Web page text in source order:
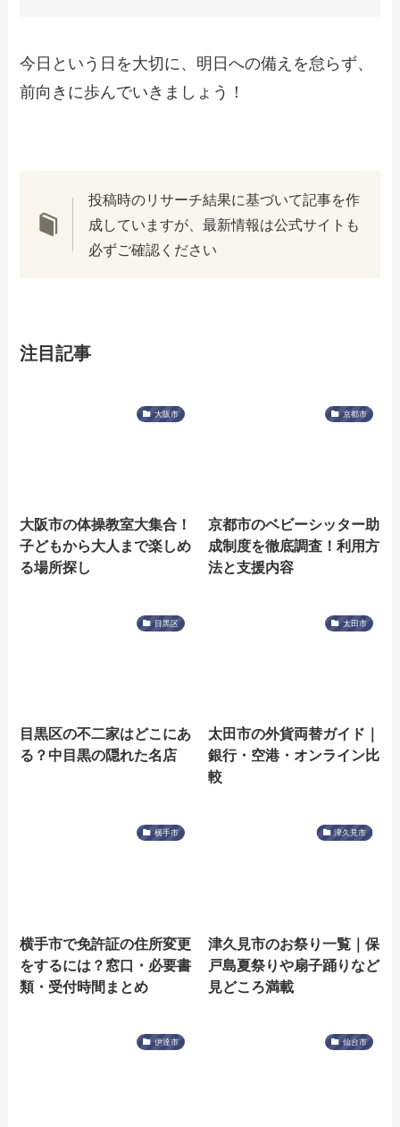
今日という日を大切に、明日への備えを怠らず、
前向きに歩んでいきましょう！
投稿時のリサーチ結果に基づいて記事を作
成していますが、最新情報は公式サイトも
必ずご確認ください
注目記事
大阪市
大阪市の体操教室大集合！
子どもから大人まで楽しめ
る場所探し
京都市
京都市のベビーシッター助
成制度を徹底調査！利用方
法と支援内容
目黒区
目黒区の不二家はどこにあ
る？中目黒の隠れた名店
太田市
太田市の外貨両替ガイド｜
銀行・空港・オンライン比
較
横手市
横手市で免許証の住所変更
をするには？窓口・必要書
類・受付時間まとめ
津久見市
津久見市のお祭り一覧｜保
戸島夏祭りや扇子踊りなど
見どころ満載
伊達市 仙台市